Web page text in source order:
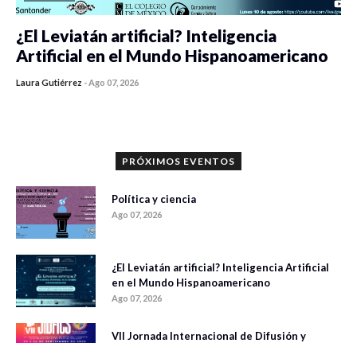
¿El Leviatán artificial? Inteligencia
Artificial en el Mundo Hispanoamericano
Laura Gutiérrez -Ago 07, 2026
PRÓXIMOS EVENTOS
Política y ciencia
Ago 07, 2026
¿El Leviatán artificial? Inteligencia Artificial
en el Mundo Hispanoamericano
Ago 07, 2026
VII Jornada Internacional de Difusión y